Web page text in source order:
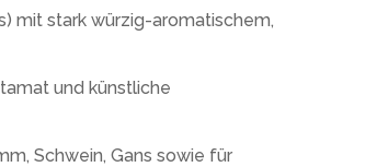
mit stark würzig-aromatischem,
und künstliche
Schwein, Gans sowie für